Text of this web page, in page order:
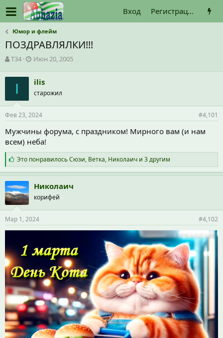
Вход Регистрация
Юмор и флейм
ПОЗДРАВЛЯЛКИ!!!
А
т
т
е
м
ы
T34
Д
а
н
ч
а
л
а
Июн 20, 2005
I ilis
старожил
Фев 23, 2024 #4,101
Мужчины форума, с праздником! Мирного вам (и нам
всем) неба!
С
и
м
п
а
т
и
:
Это понравилосьСюзи, Ветка, Николаичи 3 другим
Николаич
корифей
Мар 1, 2024 #4,102